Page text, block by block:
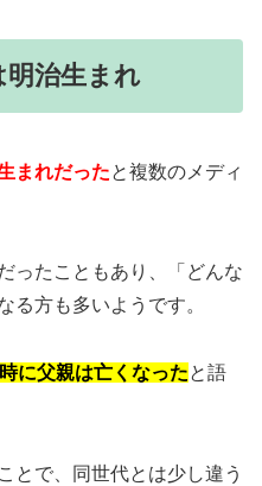
明治生まれ
まれだったと複数のメディ
ったこともあり、「どんな
る方も多いようです。
に父親は亡くなったと語
とで、同世代とは少し違う